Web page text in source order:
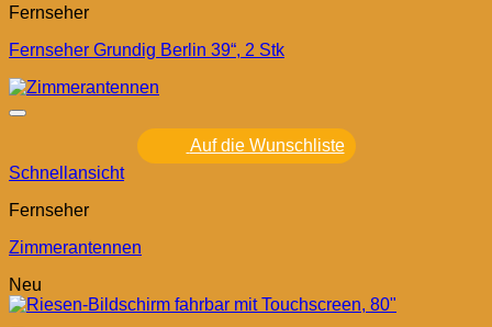
Fernseher
Fernseher Grundig Berlin 39“, 2 Stk
Auf die Wunschliste
Schnellansicht
Fernseher
Zimmerantennen
Neu